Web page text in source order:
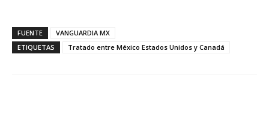
FUENTE
VANGUARDIA MX
ETIQUETAS
Tratado entre México Estados Unidos y Canadá